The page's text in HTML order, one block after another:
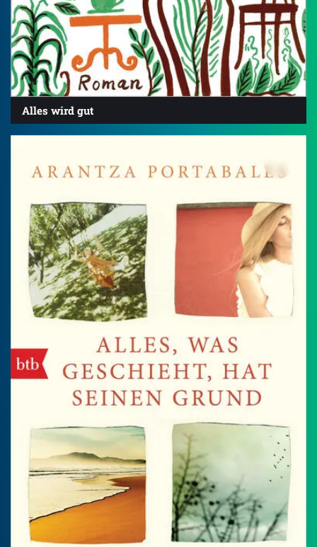
Alles wird gut